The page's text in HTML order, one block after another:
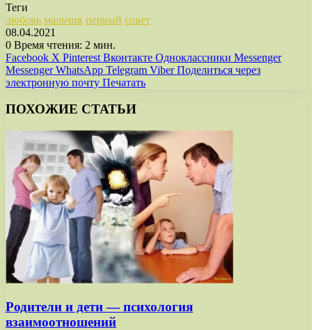
Теги
любовь мальчик первый совет
08.04.2021
0 Время чтения: 2 мин.
Facebook X Pinterest Вконтакте Одноклассники Messenger
Messenger WhatsApp Telegram Viber Поделиться через
электронную почту Печатать
ПОХОЖИЕ СТАТЬИ
Родители и дети — психология
взаимоотношений